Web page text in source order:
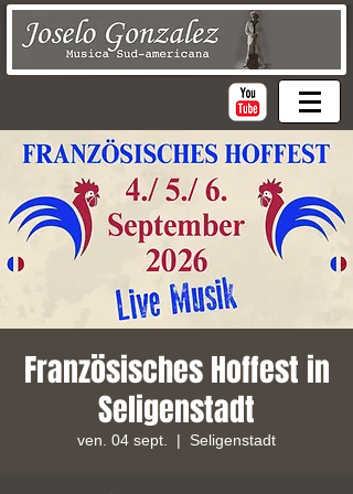
Französisches Hoffest in
Seligenstadt
ven. 04 sept.
  |
Seligenstadt